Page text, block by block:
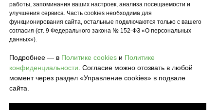
работы, запоминания ваших настроек, анализа посещаемости и
улучшения сервиса. Часть cookies необходима для
функционирования сайта, остальные подключаются только с вашего
согласия (ст. 9 Федерального закона № 152-ФЗ «О персональных
данных»).
Подробнее — в Политике cookies и Политике
конфиденциальности. Согласие можно отозвать в любой
момент через раздел «Управление cookies» в подвале
сайта.